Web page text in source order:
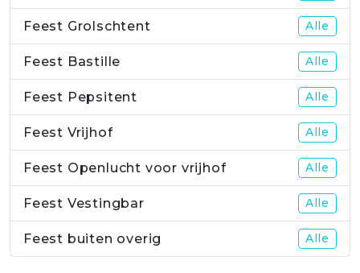
Feest Grolschtent Alle
Feest Bastille Alle
Feest Pepsitent Alle
Feest Vrijhof Alle
Feest Openlucht voor vrijhof Alle
Feest Vestingbar Alle
Feest buiten overig Alle